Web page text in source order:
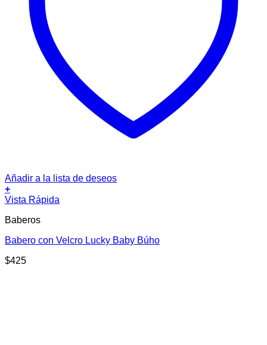
Añadir a la lista de deseos
+
Vista Rápida
Baberos
Babero con Velcro Lucky Baby Búho
$425